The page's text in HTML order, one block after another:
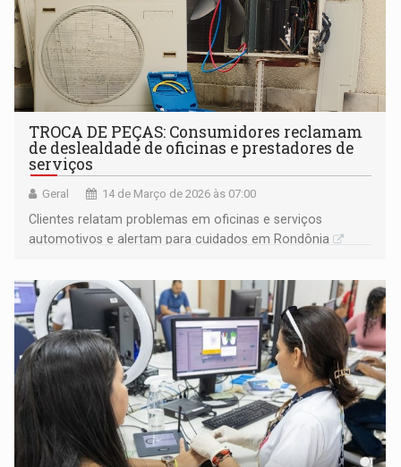
TROCA DE PEÇAS: Consumidores reclamam
de deslealdade de oficinas e prestadores de
serviços
Geral 14 de Março de 2026 às 07:00
Clientes relatam problemas em oficinas e serviços
automotivos e alertam para cuidados em Rondônia